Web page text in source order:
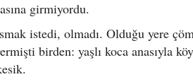
girmiyordu.
istedi, olmadı. Olduğu yere
birden: yaşlı koca anasıyla